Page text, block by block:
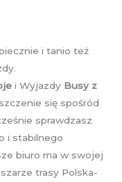
i tanio też
i Wyjazdy Busy z
się spośród
sprawdzasz
i stabilnego
biuro ma w swojej
trasy Polska-